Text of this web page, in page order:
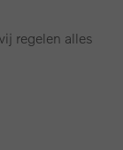
regelen alles